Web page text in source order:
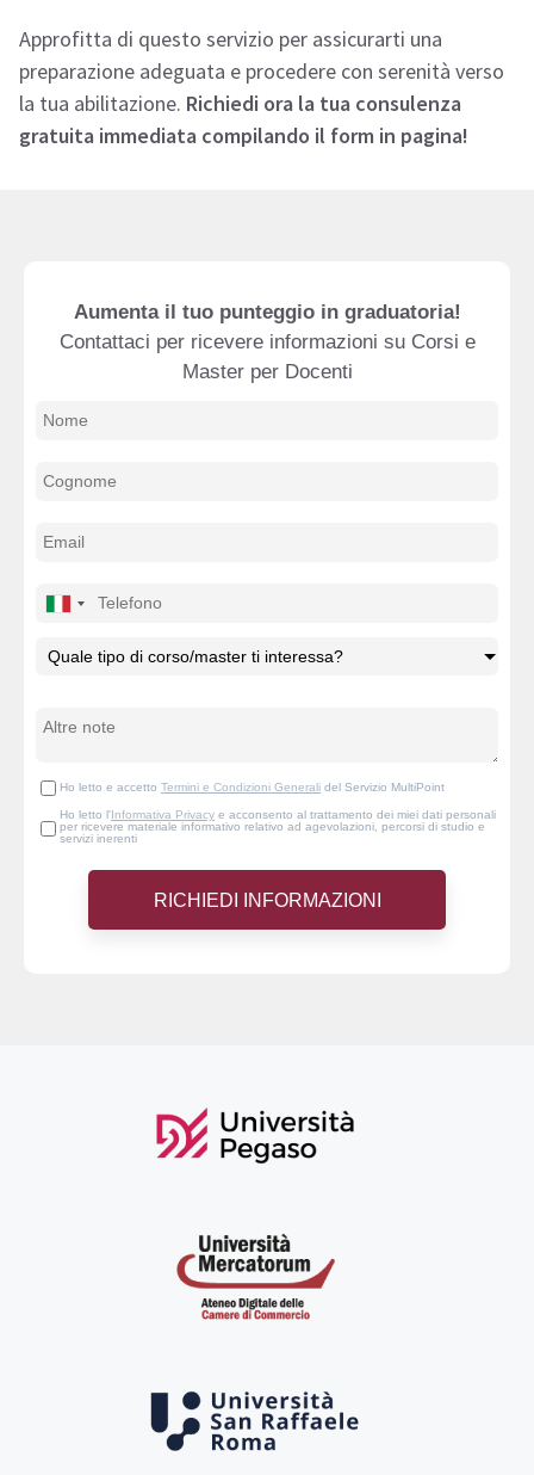
Approfitta di questo servizio per assicurarti una
preparazione adeguata e procedere con serenità verso
la tua abilitazione. Richiedi ora la tua consulenza
gratuita immediata compilando il form in pagina!
Aumenta il tuo punteggio in graduatoria!
Contattaci per ricevere informazioni su Corsi e
Master per Docenti
Ho letto e accetto Termini e Condizioni Generali del Servizio MultiPoint
Ho letto l'Informativa Privacy e acconsento al trattamento dei miei dati personali
per ricevere materiale informativo relativo ad agevolazioni, percorsi di studio e
servizi inerenti